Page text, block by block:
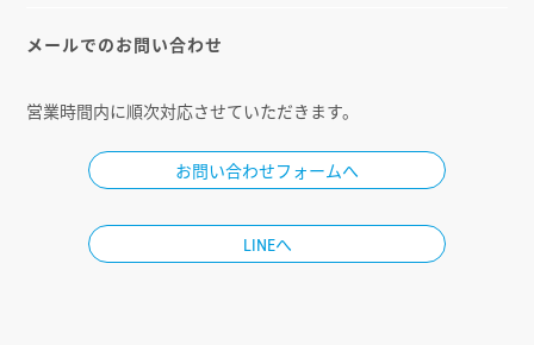
メールでのお問い合わせ
営業時間内に順次対応させていただきます。
お問い合わせフォームへ
LINEへ